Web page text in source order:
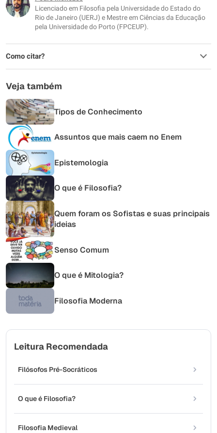
Outro
Licenciado em Filosofia pela Universidade do Estado do
Rio de Janeiro (UERJ) e Mestre em Ciências da Educação
pela Universidade do Porto (FPCEUP).
Como citar?
Veja também
Tipos de Conhecimento
Assuntos que mais caem no Enem
Epistemologia
O que é Filosofia?
Quem foram os Sofistas e suas principais
ideias
Senso Comum
O que é Mitologia?
Filosofia Moderna
Leitura Recomendada
Filósofos Pré-Socráticos
O que é Filosofia?
Filosofia Medieval